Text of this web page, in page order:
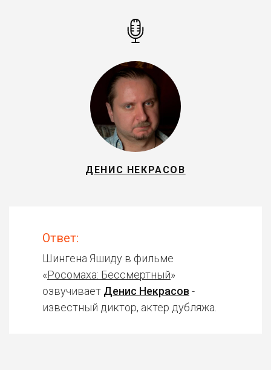
ДЕНИС НЕКРАСОВ
Ответ:
Шингена Яшиду в фильме
«Росомаха: Бессмертный»
озвучивает Денис Некрасов -
известный диктор, актер дубляжа.